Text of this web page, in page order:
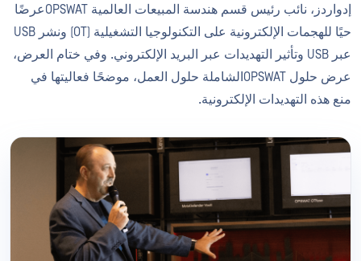
إدواردز، نائب رئيس قسم هندسة المبيعات العالمية OPSWATعرضًا
حيًا للهجمات الإلكترونية على التكنولوجيا التشغيلية (OT) ونشر USB
عبر USB وتأثير التهديدات عبر البريد الإلكتروني. وفي ختام العرض،
عرض حلول OPSWATالشاملة حلول العمل، موضحًا فعاليتها في
منع هذه التهديدات الإلكترونية.